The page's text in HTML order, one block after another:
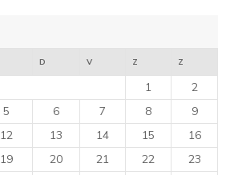
D V Z Z
1
2
5 6 7 8
9
12 13 14 15
16
19 20 21 22
23